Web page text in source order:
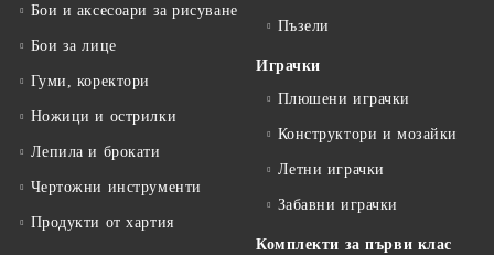
Бои и аксесоари за рисуване
Бои за лице
Гуми, коректори
Ножици и острилки
Лепила и брокати
Чертожни инструменти
Продукти от хартия
Пъзели
Играчки
Плюшени играчки
Конструктори и мозайки
Летни играчки
Забавни играчки
Комплекти за първи клас